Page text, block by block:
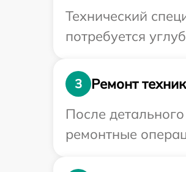
Технический
потребуется
3
Ремонт
После
ремонтные